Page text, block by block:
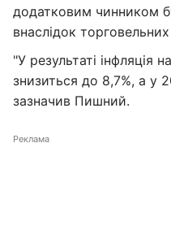
додатковим чинником
внаслідок
"У результаті інфляція
знизиться до 8,7%, а у
зазначив Пишний.
Реклама